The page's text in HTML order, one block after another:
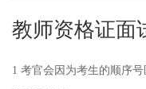
教师资格证面
1 考官会因为考生的顺序